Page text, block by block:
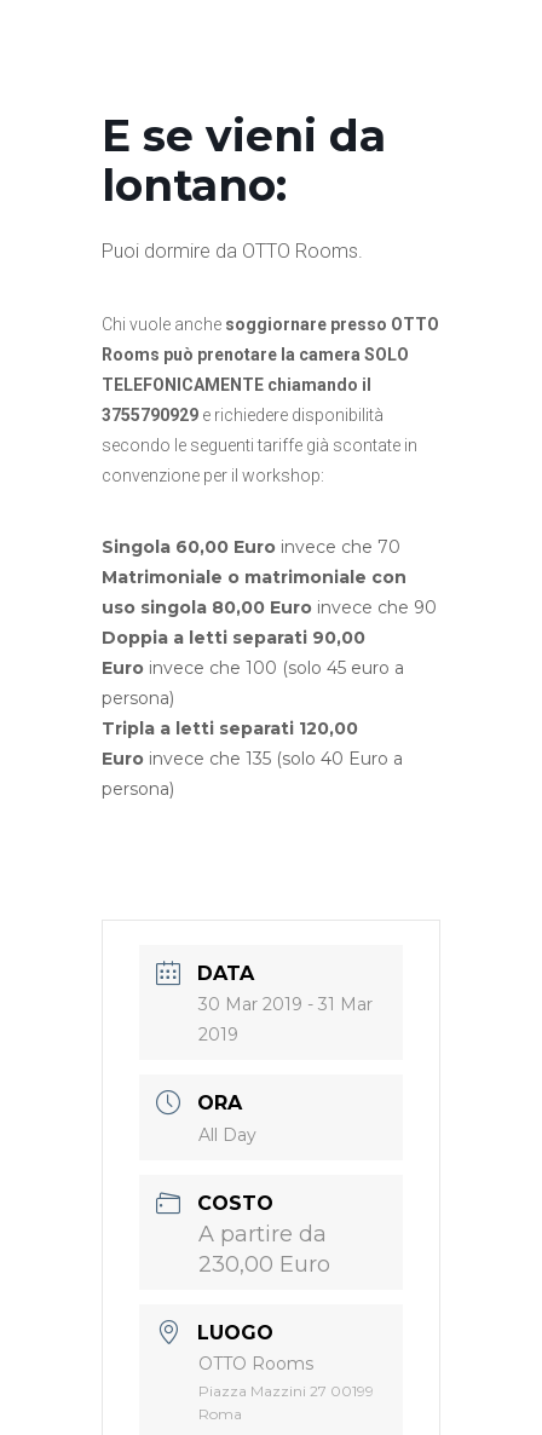
E se vieni da
lontano:
Puoi dormire da OTTO Rooms.
Chi vuole anche soggiornare presso OTTO
Rooms può prenotare la camera SOLO
TELEFONICAMENTE chiamando il
3755790929 e richiedere disponibilità
secondo le seguenti tariffe già scontate in
convenzione per il workshop:
Singola 60,00 Euro invece che 70
Matrimoniale o matrimoniale con
uso singola 80,00 Euro invece che 90
Doppia a letti separati 90,00
Euro invece che 100 (solo 45 euro a
persona)
Tripla a letti separati 120,00
Euro invece che 135 (solo 40 Euro a
persona)
DATA
30 Mar 2019 - 31 Mar
2019
ORA
All Day
COSTO
A partire da
230,00 Euro
LUOGO
OTTO Rooms
Piazza Mazzini 27 00199
Roma